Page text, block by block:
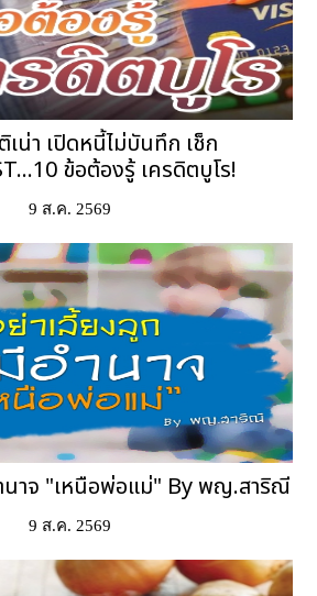
เน่า เปิดหนี้ไม่บันทึก เช็ก
ข้อต้องรู้ เครดิตบูโร!
9 ส.ค. 2569
นาจ "เหนือพ่อแม่" By พญ.สาริณี
9 ส.ค. 2569